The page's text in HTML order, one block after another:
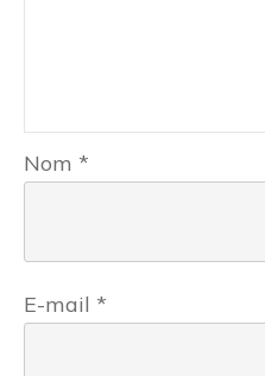
Nom *
E-mail *